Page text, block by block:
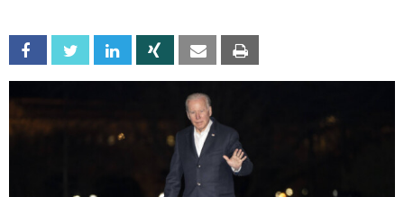
Facebook Twitter Linkedin Xing Email